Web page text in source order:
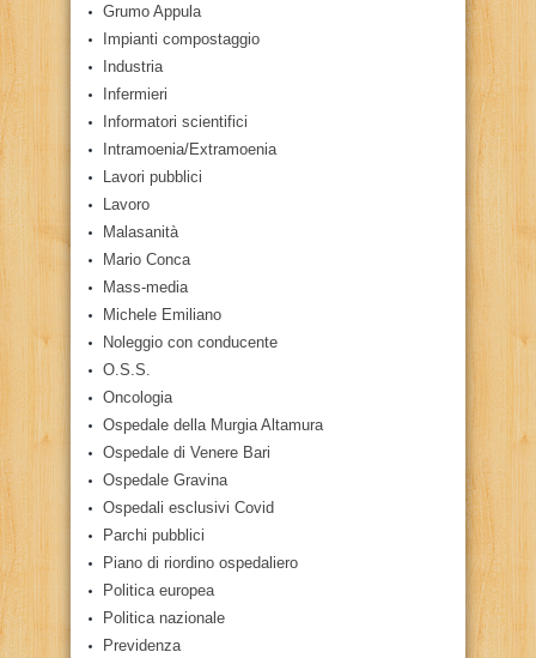
Grumo Appula
Impianti compostaggio
Industria
Infermieri
Informatori scientifici
Intramoenia/Extramoenia
Lavori pubblici
Lavoro
Malasanità
Mario Conca
Mass-media
Michele Emiliano
Noleggio con conducente
O.S.S.
Oncologia
Ospedale della Murgia Altamura
Ospedale di Venere Bari
Ospedale Gravina
Ospedali esclusivi Covid
Parchi pubblici
Piano di riordino ospedaliero
Politica europea
Politica nazionale
Previdenza